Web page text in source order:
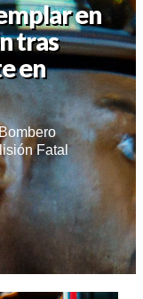
en
tras
en
Fatal